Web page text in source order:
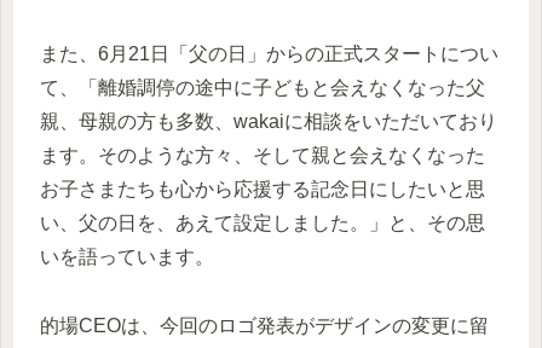
また、6月21日「父の日」からの正式スタートについ
て、「離婚調停の途中に子どもと会えなくなった父
親、母親の方も多数、wakaiに相談をいただいており
ます。そのような方々、そして親と会えなくなった
お子さまたちも心から応援する記念日にしたいと思
い、父の日を、あえて設定しました。」と、その思
いを語っています。
的場CEOは、今回のロゴ発表がデザインの変更に留